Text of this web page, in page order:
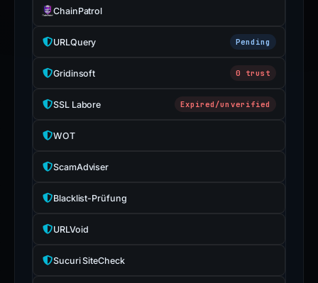
ChainPatrol
URLQuery Pending
Gridinsoft 0 trust
SSL Labore Expired/unverified
WOT
ScamAdviser
Blacklist-Prüfung
URLVoid
Sucuri SiteCheck